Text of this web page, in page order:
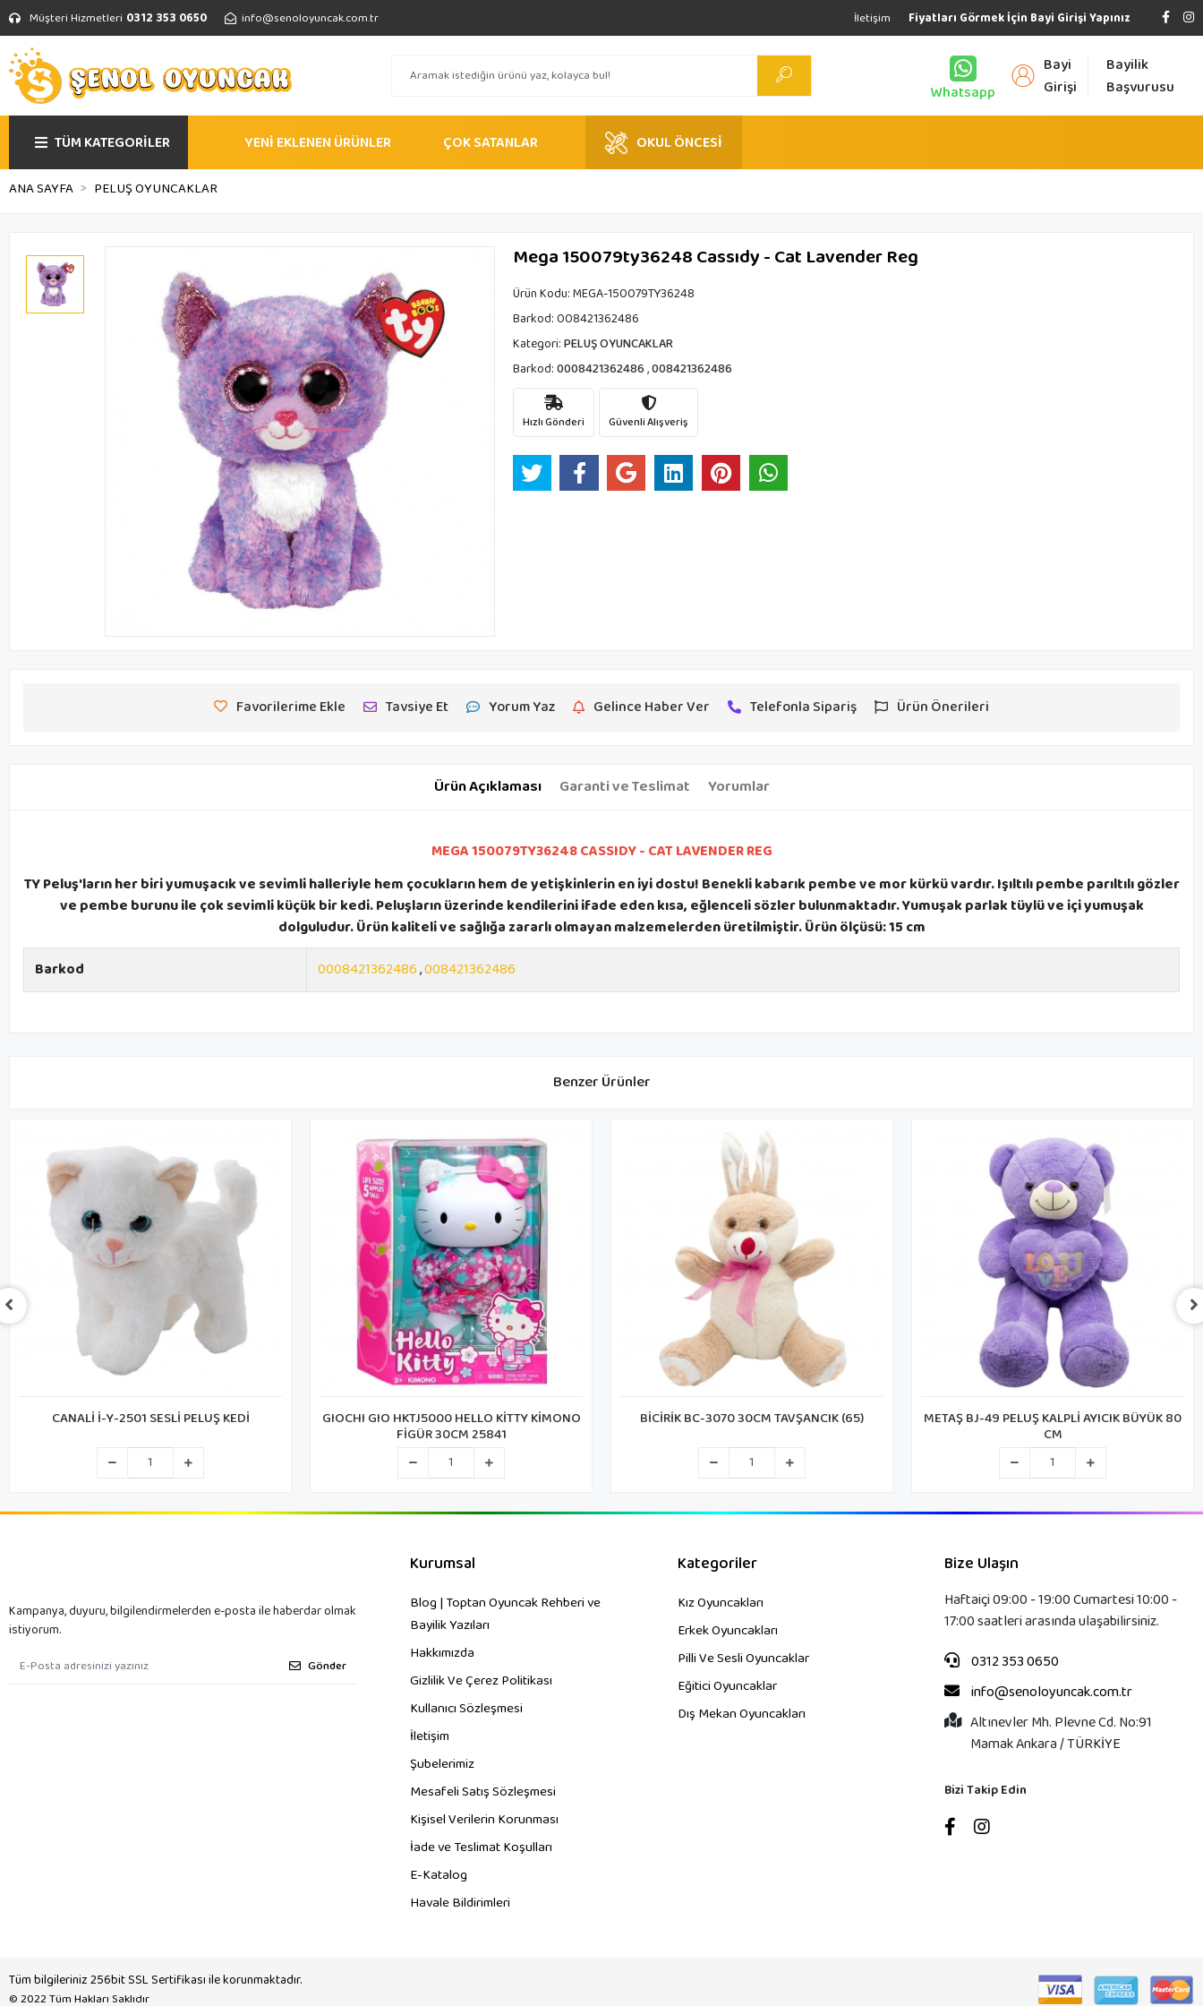
Müşteri Hizmetleri 0312 353 0650 info@senoloyuncak.com.tr Fiyatları Görmek İçin Bayi Girişi Yapınız
İletişim
Whatsapp
Bayi
Girişi
Bayilik
Başvurusu
TÜM KATEGORİLER YENİ EKLENEN ÜRÜNLER ÇOK SATANLAR OKUL ÖNCESİ
ANA SAYFA PELUŞ OYUNCAKLAR
Mega 150079ty36248 Cassıdy - Cat Lavender Reg
Ürün Kodu:MEGA-150079TY36248
Barkod:008421362486
Kategori:PELUŞ OYUNCAKLAR
Barkod:0008421362486,008421362486
Hızlı Gönderi Güvenli Alışveriş
Favorilerime Ekle Tavsiye Et Yorum Yaz Gelince Haber Ver Telefonla Sipariş Ürün Önerileri
Ürün Açıklaması Garanti ve Teslimat Yorumlar
MEGA 150079TY36248 CASSIDY - CAT LAVENDER REG
TY Peluş'ların her biri yumuşacık ve sevimli halleriyle hem çocukların hem de yetişkinlerin en iyi dostu! Benekli kabarık pembe ve mor kürkü vardır. Işıltılı pembe parıltılı gözler
ve pembe burunu ile çok sevimli küçük bir kedi. Peluşların üzerinde kendilerini ifade eden kısa, eğlenceli sözler bulunmaktadır. Yumuşak parlak tüylü ve içi yumuşak
dolguludur. Ürün kaliteli ve sağlığa zararlı olmayan malzemelerden üretilmiştir. Ürün ölçüsü: 15 cm
Barkod
0008421362486,008421362486
Benzer Ürünler
GIOCHI GIO HKTJ5000 HELLO KİTTY KİMONO BİCİRİK BC-3070 30CM TAVŞANCIK (65) METAŞ BJ-49 PELUŞ KALPLİ AYICIK BÜYÜK 80 METAŞ BJ-37 PELUŞ AYICIK ŞAPKALI 40 CM
Kampanya, duyuru, bilgilendirmelerden e-posta ile haberdar olmak
istiyorum.
Gönder
Kurumsal
Blog | Toptan Oyuncak Rehberi ve
Bayilik Yazıları
Hakkımızda
Gizlilik Ve Çerez Politikası
Kullanıcı Sözleşmesi
İletişim
Şubelerimiz
Mesafeli Satış Sözleşmesi
Kişisel Verilerin Korunması
İade ve Teslimat Koşulları
E-Katalog
Havale Bildirimleri
Kategoriler
Kız Oyuncakları
Erkek Oyuncakları
Pilli Ve Sesli Oyuncaklar
Eğitici Oyuncaklar
Dış Mekan Oyuncakları
Bize Ulaşın
Haftaiçi 09:00 - 19:00 Cumartesi 10:00 -
17:00 saatleri arasında ulaşabilirsiniz.
0312 353 0650
info@senoloyuncak.com.tr
Altınevler Mh. Plevne Cd. No:91
Mamak Ankara / TÜRKİYE
Bizi Takip Edin
Tüm bilgileriniz 256bit SSL Sertifikası ile korunmaktadır.
© 2022Tüm Hakları Saklıdır